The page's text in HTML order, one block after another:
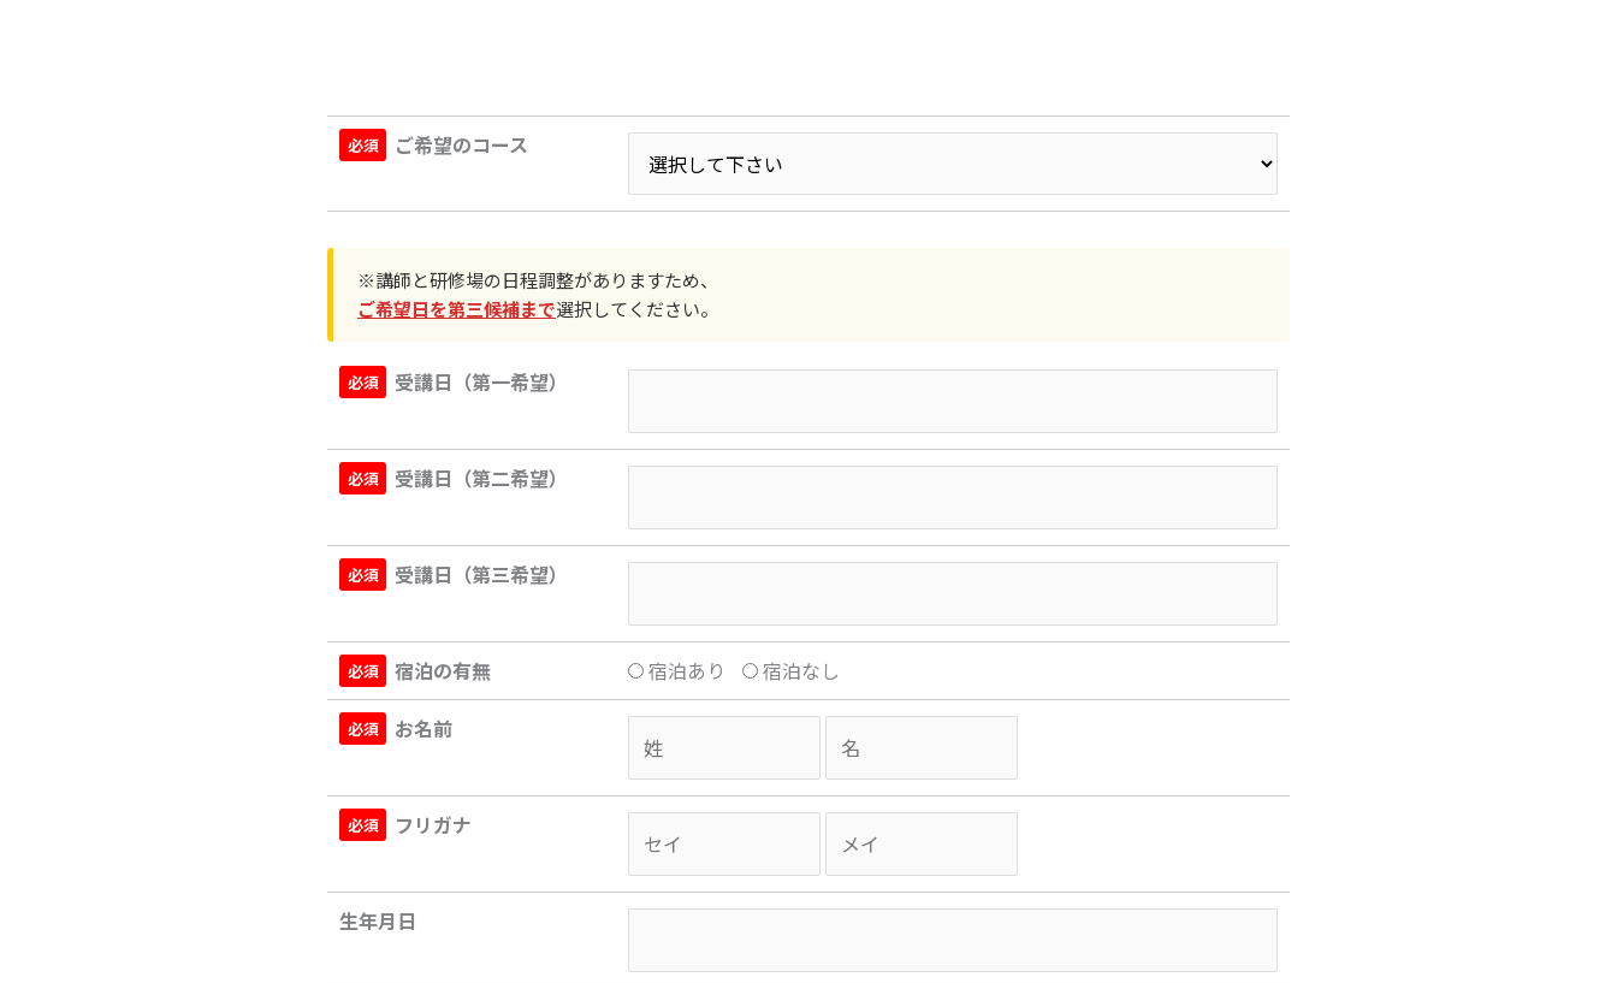
ご希望のコース
※講師と研修場の日程調整がありますため、
ご希望日を第三候補まで選択してください。
受講日（第一希望）
受講日（第二希望）
受講日（第三希望）
宿泊の有無 宿泊あり
宿泊なし
お名前
フリガナ
生年月日